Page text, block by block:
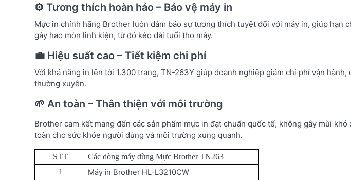
⚙️ Tương thích hoàn hảo – Bảo vệ máy in
Mực in chính hãng Brother luôn đảm bảo sự tương thích tuyệt đối với máy in, giúp hạn
gây hao mòn linh kiện, từ đó kéo dài tuổi thọ máy.
💼 Hiệu suất cao – Tiết kiệm chi phí
Với khả năng in lên tới 1.300 trang, TN-263Y giúp doanh nghiệp giảm chi phí vận
thường xuyên.
🌱 An toàn – Thân thiện với môi trường
Brother cam kết mang đến các sản phẩm mực in đạt chuẩn quốc tế, không gây mùi
toàn cho sức khỏe người dùng và môi trường xung quanh.
STT
Các dòng máy dùng Mực Brother TN263
1
Máy in Brother HL-L3210CW